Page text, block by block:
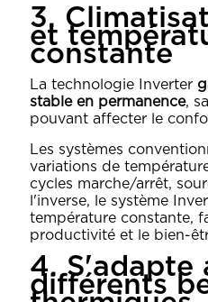
3.
et
constante
La technologie Inverter
stable en permanence,
pouvant affecter le
Les systèmes
variations de
cycles marche/arrêt,
l'inverse, le système
température constante,
productivité et le bien-
4. S'adapte
différents